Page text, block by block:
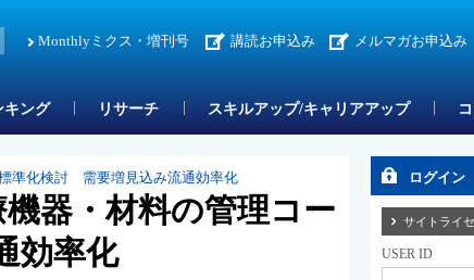
Monthlyミクス・増刊号 講読お申込み メルマガお申込み
キング リサーチ スキルアップ/キャリアアップ
準化検討 需要増見込み流通効率化
器・材料の管理コー
効率化
ログイン
サイトライ
USER ID